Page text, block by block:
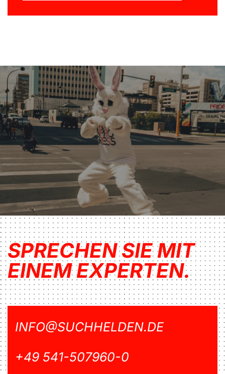
SPRECHEN SIE MIT
EINEM EXPERTEN.
INFO@SUCHHELDEN.DE
+49 541-507960-0